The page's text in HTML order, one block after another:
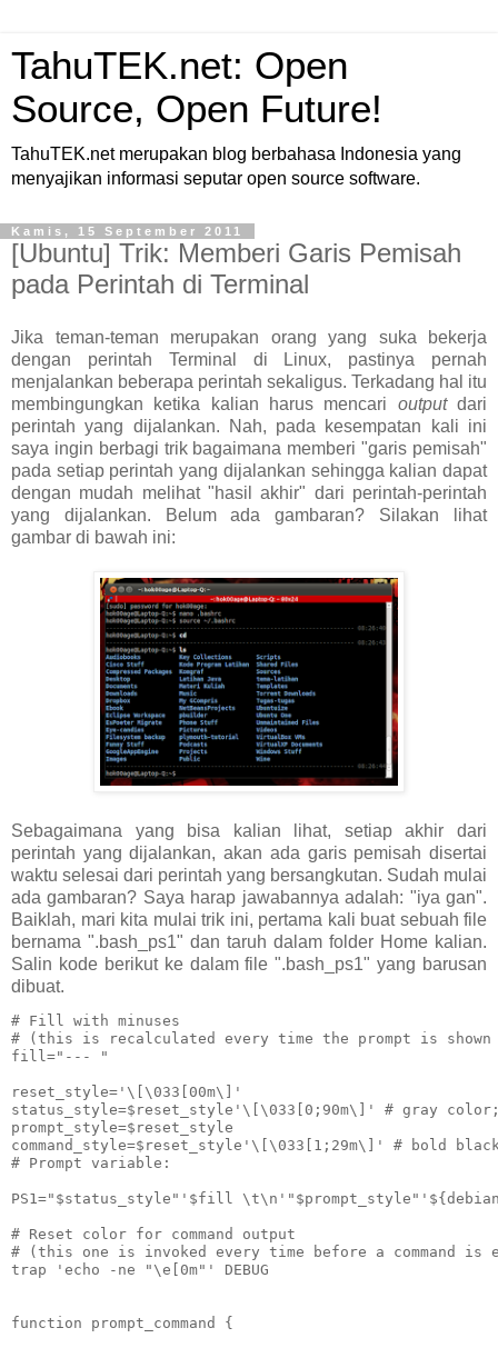
TahuTEK.net: Open
Source, Open Future!
TahuTEK.net merupakan blog berbahasa Indonesia yang
menyajikan informasi seputar open source software.
Kamis, 15 September 2011
[Ubuntu] Trik: Memberi Garis Pemisah
pada Perintah di Terminal
Jika teman-teman merupakan orang yang suka bekerja
dengan perintah Terminal di Linux, pastinya pernah
menjalankan beberapa perintah sekaligus. Terkadang hal itu
membingungkan ketika kalian harus mencari outputdari
perintah yang dijalankan. Nah, pada kesempatan kali ini
saya ingin berbagi trik bagaimana memberi "garis pemisah"
pada setiap perintah yang dijalankan sehingga kalian dapat
dengan mudah melihat "hasil akhir" dari perintah-perintah
yang dijalankan. Belum ada gambaran? Silakan lihat
gambar di bawah ini:
Sebagaimana yang bisa kalian lihat, setiap akhir dari
perintah yang dijalankan, akan ada garis pemisah disertai
waktu selesai dari perintah yang bersangkutan. Sudah mulai
ada gambaran? Saya harap jawabannya adalah: "iya gan".
Baiklah, mari kita mulai trik ini, pertama kali buat sebuah file
bernama ".bash_ps1" dan taruh dalam folder Home kalian.
Salin kode berikut ke dalam file ".bash_ps1" yang barusan
dibuat.
# Fill with minuses
# (this is recalculated every time the prompt is shown
fill="--- "
reset_style='\[\033[00m\]'
status_style=$reset_style'\[\033[0;90m\]' # gray
prompt_style=$reset_style
command_style=$reset_style'\[\033[1;29m\]' # bold
# Prompt variable:
PS1="$status_style"'$fill
# Reset color for command output
# (this one is invoked every time before a command is
trap 'echo -ne "\e[0m"' DEBUG
function prompt_command {